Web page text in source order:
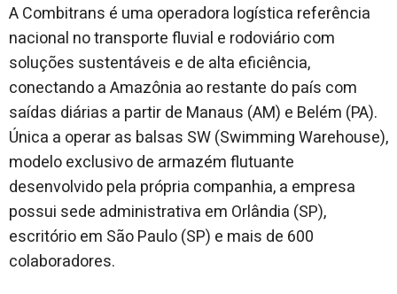
A Combitrans é uma operadora logística referência
nacional no transporte fluvial e rodoviário com
soluções sustentáveis e de alta eficiência,
conectando a Amazônia ao restante do país com
saídas diárias a partir de Manaus (AM) e Belém (PA).
Única a operar as balsas SW (Swimming Warehouse),
modelo exclusivo de armazém flutuante
desenvolvido pela própria companhia, a empresa
possui sede administrativa em Orlândia (SP),
escritório em São Paulo (SP) e mais de 600
colaboradores.